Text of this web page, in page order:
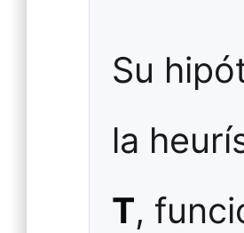
Su
la
T,